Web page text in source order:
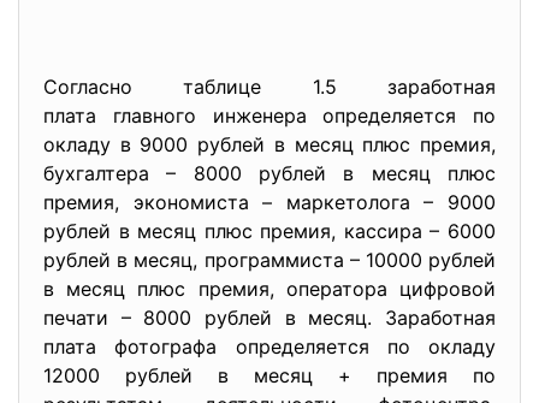
Согласно таблице 1.5 заработная
плата главного инженера определяется по
окладу в 9000 рублей в месяц плюс премия,
бухгалтера – 8000 рублей в месяц плюс
премия, экономиста – маркетолога – 9000
рублей в месяц плюс премия, кассира – 6000
рублей в месяц, программиста – 10000 рублей
в месяц плюс премия, оператора цифровой
печати – 8000 рублей в месяц. Заработная
плата фотографа определяется по окладу
12000 рублей в месяц + премия по